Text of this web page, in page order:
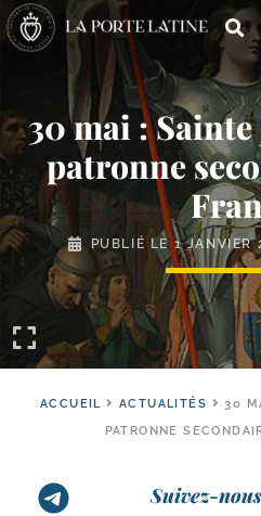
30 mai : Sainte
patronne
PUBLIÉ LE1 JANVIER
ACCUEIL ACTUALITÉS
30
PATRONNE
Suivez-